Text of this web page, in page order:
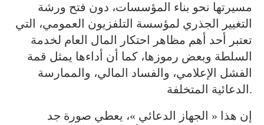
مسيرتها نحو بناء المؤسسات، دون فتح ورشة
التغيير الجذري لمؤسسة التلفزيون العمومي، التي
تعتبر أحد أهم مظاهر احتكار المال العام لخدمة
السلطة وبعض رموزها، كما أن أداءها يمثل قمة
الفشل الإعلامي، والفساد المالي، والممارسة
الدعائية المتخلفة.
إن هذا « الجهاز الدعائي »، يعطي صورة جد